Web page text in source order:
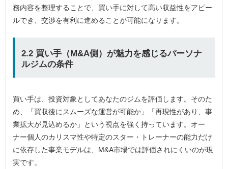
務内容を整理することで、買い手に対して高い収益性をアピー
ルでき、交渉を有利に進めることが可能になります。
2.2 買い手（M&A側）が魅力を感じるパーソナ
ルジムの条件
買い手は、投資対象としてあなたのジムを評価します。そのた
め、「買収後にスムーズな運営が可能か」「再現性があり、事
業拡大が見込めるか」という視点を強く持っています。オー
ナー個人のカリスマ性や特定のスター・トレーナーの能力だけ
に依存した事業モデルは、M&A市場では評価されにくいのが現
実です。